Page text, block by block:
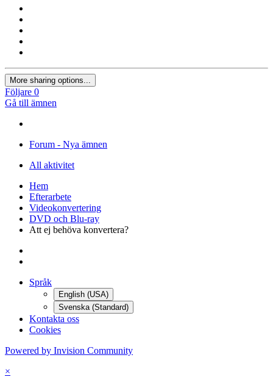
More sharing options...
Följare 0
Gå till ämnen
Forum - Nya ämnen
All aktivitet
Hem
Efterarbete
Videokonvertering
DVD och Blu-ray
Att ej behöva konvertera?
Språk
English (USA)
Svenska (Standard)
Kontakta oss
Cookies
Powered by Invision Community
×